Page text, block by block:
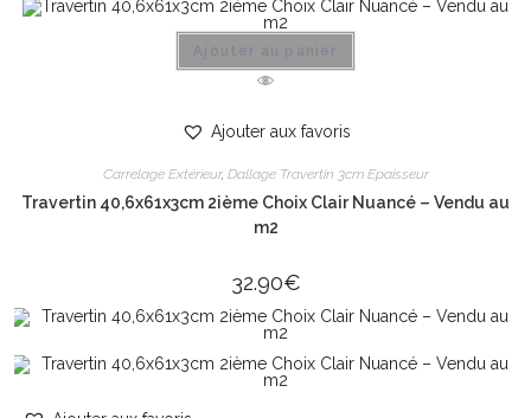
Ajouter aux favoris
Carrelage Extérieur, Dallage Travertin 3cm Epaisseur
Travertin 40,6x61x3cm 2ième Choix Clair Nuancé – Vendu au
m2
32.90€